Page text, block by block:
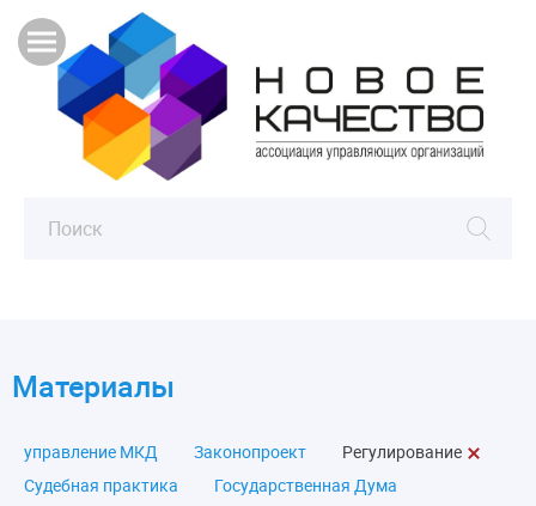
Материалы
управление МКД Законопроект
Регулирование
Судебная практика
Государственная Дума